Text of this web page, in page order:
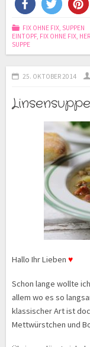
FIX OHNE FIX, SUPPEN
EINTOPF, FIX OHNE FIX,
SUPPE
25. OKTOBER 2014
Hallo Ihr Lieben ♥
Schon lange wollte
allem wo es so
klassischer Art ist
Mettwürstchen und